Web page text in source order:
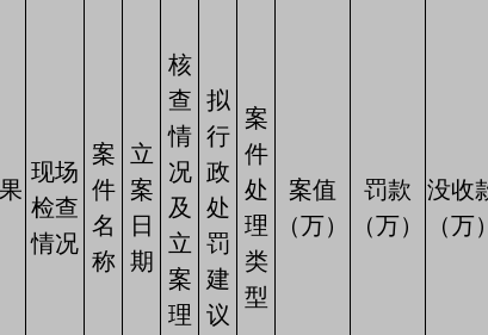
现场
检查
情况
案
件
名
称
立
案
日
期
核
查
情
况
及
立
案
理
拟
行
政
处
罚
建
议
案
件
处
理
类
型
案值
（万）
罚款
（万）
没收
（万）